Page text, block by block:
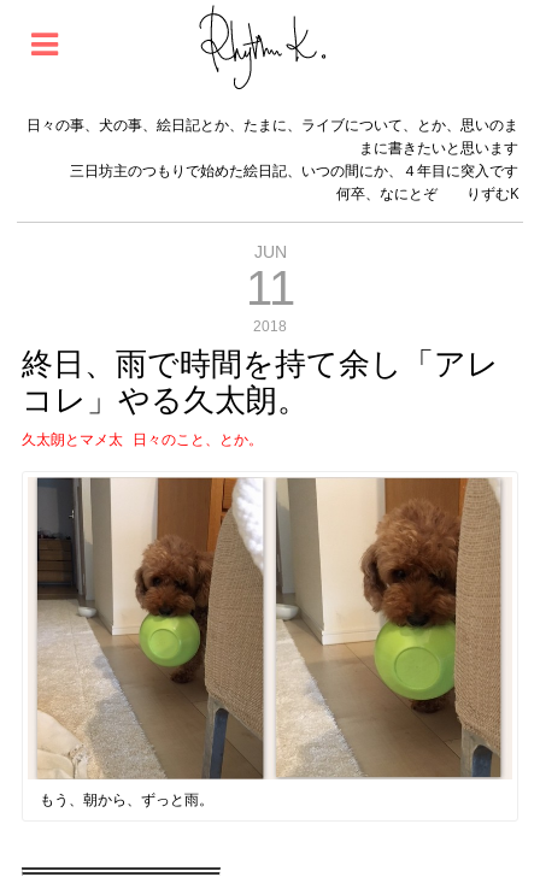
日々の事、犬の事、絵日記とか、たまに、ライブについて、とか、思いのま
まに書きたいと思います
三日坊主のつもりで始めた絵日記、いつの間にか、４年目に突入です
何卒、なにとぞ りずむK
JUN
11
2018
終日、雨で時間を持て余し「アレ
コレ」やる久太朗。
久太朗とマメ太 日々のこと、とか。
もう、朝から、ずっと雨。